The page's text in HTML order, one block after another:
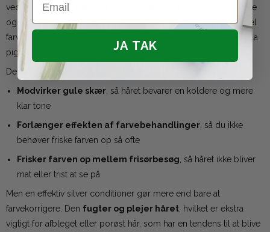
ved at indeholde
, som neutraliserer varme
og gullige nuancer i blondt, gråt eller afbleget hår. Det er simpel
farveteori: violet er modsætningen til gul, og derfor ophæver lilla
pigmenter de gyldne toner, der ofte dukker op med tiden.
Det betyder, at en silver conditioner:
Modvirker gule skær, så håret bevarer en koldere og mere
klar tone
Forlænger effekten af farvebehandlinger, så du ikke
behøver friske farven op så ofte
Frisker farven op mellem frisørbesøg, så håret ikke bliver
mat eller trist at se på
Men en effektiv silver conditioner gør mere end bare at
farvekorrigere. Den fugter og plejer håret, hvilket er ekstra
vigtigt for afbleget eller porøst hår, som har en tendens til at blive
JA TAK